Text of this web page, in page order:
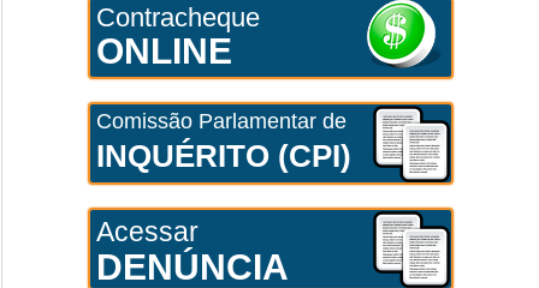
Contracheque
ONLINE
Comissão Parlamentar de
INQUÉRITO (CPI)
Acessar
DENÚNCIA